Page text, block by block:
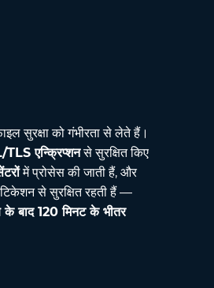
सुरक्षा को गंभीरता से लेते हैं।
TLS एन्क्रिप्शनसे सुरक्षित किए
में प्रोसेस की जाती हैं, और
से सुरक्षित रहती हैं —
के बाद 120 मिनट के भीतर